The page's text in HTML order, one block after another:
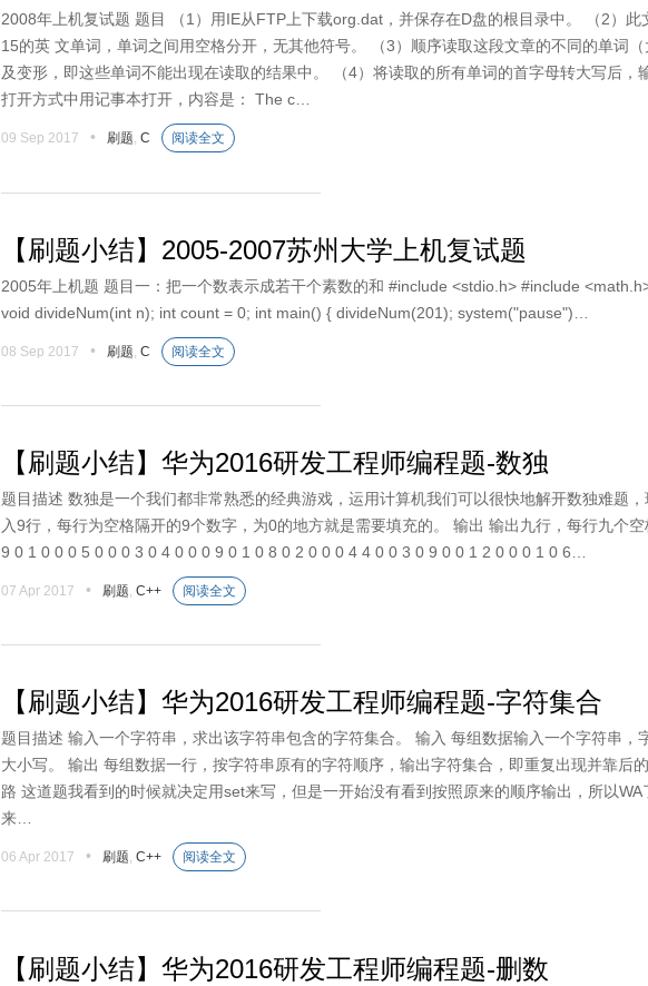
2008年上机复试题 题目 （1）用IE从FTP上下载org.dat，并保存在D盘的根目录中。 （2）
15的英 文单词，单词之间用空格分开，无其他符号。 （3）顺序读取这段文章的不同的单词
及变形，即这些单词不能出现在读取的结果中。 （4）将读取的所有单词的首字母转大写后
打开方式中用记事本打开，内容是： The c…
09 Sep 2017 • 刷题, C 阅读全文
【刷题小结】2005-2007苏州大学上机复试题
2005年上机题 题目一：把一个数表示成若干个素数的和 #include <stdio.h> #include
void divideNum(int n); int count = 0; int main() { divideNum(201); system("pause")…
08 Sep 2017 • 刷题 C 阅读全文
【刷题小结】华为2016研发工程师编程题-数独
题目描述 数独是一个我们都非常熟悉的经典游戏，运用计算机我们可以很快地解开数独难题
入9行，每行为空格隔开的9个数字，为0的地方就是需要填充的。 输出 输出九行，每行九个
9 0 1 0 0 0 5 0 0 0 3 0 4 0 0 0 9 0 1 0 8 0 2 0 0 0 4 4 0 0 3 0 9 0 0 1 2 0 0 0 1 0 6…
07 Apr 2017 • 刷题 C++ 阅读全文
【刷题小结】华为2016研发工程师编程题-字符集合
题目描述 输入一个字符串，求出该字符串包含的字符集合。 输入 每组数据输入一个字符串
大小写。 输出 每组数据一行，按字符串原有的字符顺序，输出字符集合，即重复出现并靠
路 这道题我看到的时候就决定用set来写，但是一开始没有看到按照原来的顺序输出，所以
来…
06 Apr 2017 • 刷题 C++ 阅读全文
【刷题小结】华为2016研发工程师编程题-删数